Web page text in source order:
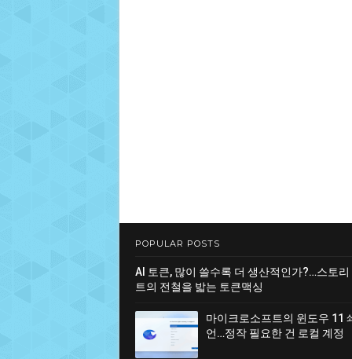
POPULAR POSTS
AI 토큰, 많이 쓸수록 더 생산적인가?…스토리
트의 전철을 밟는 토큰맥싱
마이크로소프트의 윈도우 11
언…정작 필요한 건 로컬 계정